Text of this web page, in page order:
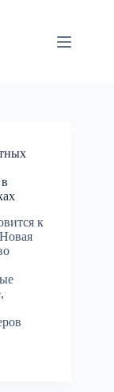
к